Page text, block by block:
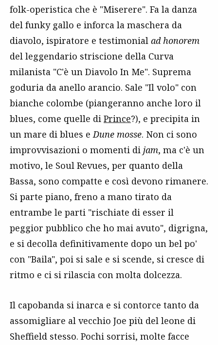
folk-operistica che è "Miserere". Fa la danza
del funky gallo e inforca la maschera da
diavolo, ispiratore e testimonial ad honorem
del leggendario striscione della Curva
milanista "C'è un Diavolo In Me". Suprema
goduria da anello arancio. Sale "Il volo" con
bianche colombe (piangeranno anche loro il
blues, come quelle di Prince?), e precipita in
un mare di blues eDune mosse. Non ci sono
improvvisazioni o momenti di jam, ma c'è un
motivo, le Soul Revues, per quanto della
Bassa, sono compatte e così devono rimanere.
Si parte piano, freno a mano tirato da
entrambe le parti "rischiate di esser il
peggior pubblico che ho mai avuto", digrigna,
e si decolla definitivamente dopo un bel po'
con "Baila", poi si sale e si scende, si cresce di
ritmo e ci si rilascia con molta dolcezza.
Il capobanda si inarca e si contorce tanto da
assomigliare al vecchio Joe più del leone di
Sheffield stesso. Pochi sorrisi, molte facce